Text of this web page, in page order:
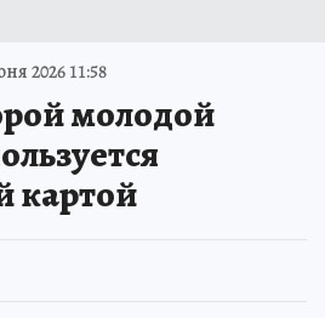
2026 11:58
молодой
картой